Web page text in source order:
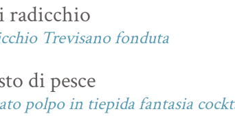
radicchio
Trevisano fonduta
di pesce
polpo in tiepida fantasia